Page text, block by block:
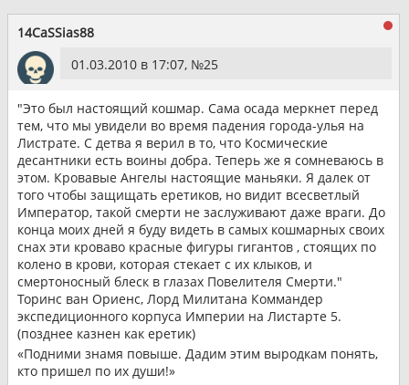
14CaSSias88
01.03.2010 в 17:07, №25
"Это был настоящий кошмар. Сама осада меркнет перед
тем, что мы увидели во время падения города-улья на
Листрате. С детва я верил в то, что Космические
десантники есть воины добра. Теперь же я сомневаюсь в
этом. Кровавые Ангелы настоящие маньяки. Я далек от
того чтобы защищать еретиков, но видит всесветлый
Император, такой смерти не заслуживают даже враги. До
конца моих дней я буду видеть в самых кошмарных своих
снах эти кроваво красные фигуры гигантов , стоящих по
колено в крови, которая стекает с их клыков, и
смертоносный блеск в глазах Повелителя Смерти."
Торинс ван Ориенс, Лорд Милитана Коммандер
экспедиционного корпуса Империи на Листарте 5.
(позднее казнен как еретик)
«Подними знамя повыше. Дадим этим выродкам понять,
кто пришел по их души!»